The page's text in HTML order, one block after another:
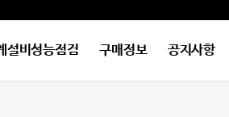
설비성능점검 구매정보 공지사항